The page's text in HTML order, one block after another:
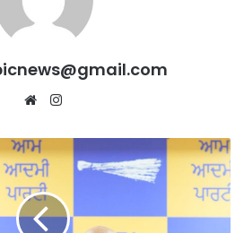
Website